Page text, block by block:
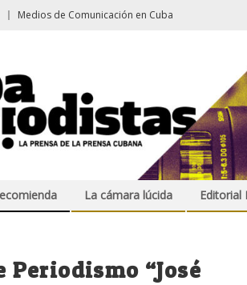
Medios de Comunicación en Cuba
La cámara lúcida Editorial
“José